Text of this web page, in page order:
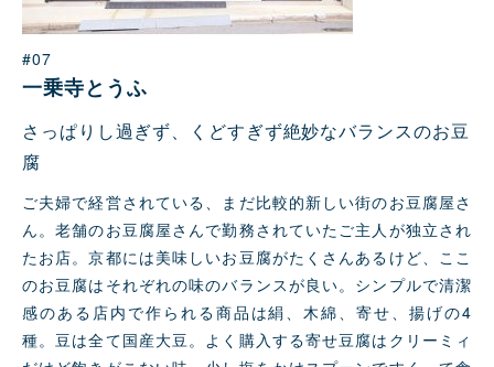
#07
一乗寺とうふ
さっぱりし過ぎず、くどすぎず絶妙なバランスのお豆
腐
ご夫婦で経営されている、まだ比較的新しい街のお豆腐屋さ
ん。老舗のお豆腐屋さんで勤務されていたご主人が独立され
たお店。京都には美味しいお豆腐がたくさんあるけど、ここ
のお豆腐はそれぞれの味のバランスが良い。シンプルで清潔
感のある店内で作られる商品は絹、木綿、寄せ、揚げの4
種。豆は全て国産大豆。よく購入する寄せ豆腐はクリーミィ